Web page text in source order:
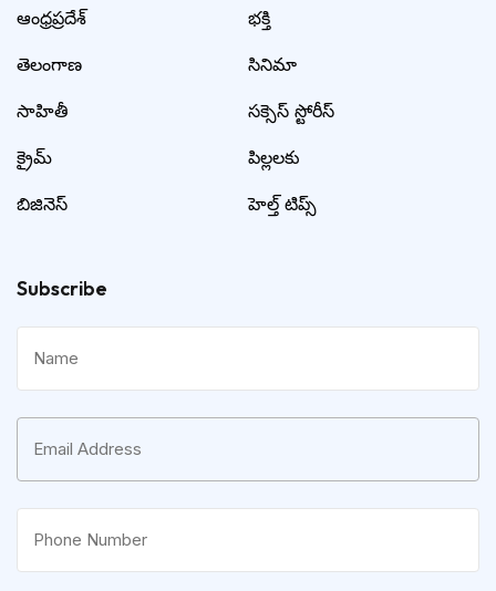
ఆంధ్రప్రదేశ్
తెలంగాణ
సాహితీ
క్రైమ్
బిజినెస్
భక్తి
సినిమా
సక్సెస్ స్టోరీస్
పిల్లలకు
హెల్త్ టిప్స్
Subscribe